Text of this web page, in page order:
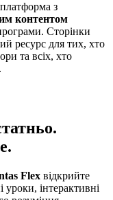
з
контентом
Сторінки
ресурс для тих, хто
та всіх, хто
Flex відкрийте
уроки, інтерактивні